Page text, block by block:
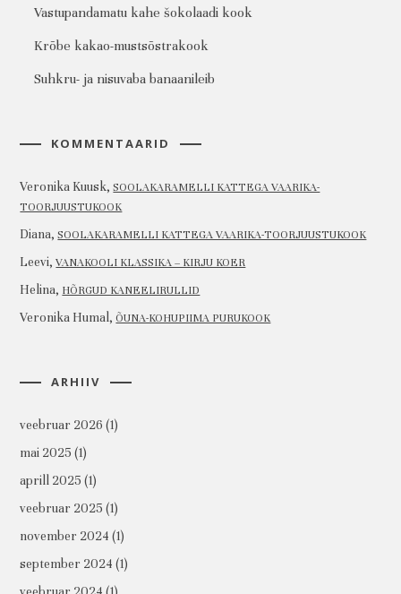
Vastupandamatu kahe šokolaadi kook
Krõbe kakao-mustsõstrakook
Suhkru- ja nisuvaba banaanileib
KOMMENTAARID
Veronika Kuusk,SOOLAKARAMELLI KATTEGA VAARIKA-
TOORJUUSTUKOOK
Diana,SOOLAKARAMELLI KATTEGA VAARIKA-TOORJUUSTUKOOK
Leevi,VANAKOOLI KLASSIKA – KIRJU KOER
Helina, HÕRGUD KANEELIRULLID
Veronika Humal, ÕUNA-KOHUPIIMA PURUKOOK
ARHIIV
veebruar 2026 (1)
mai 2025 (1)
aprill 2025 (1)
veebruar 2025 (1)
november 2024 (1)
september 2024 (1)